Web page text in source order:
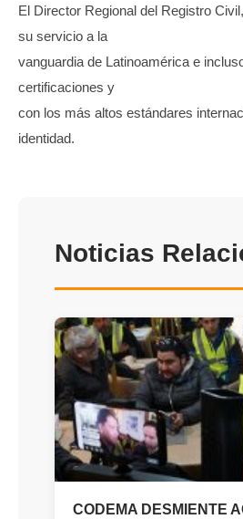
El Director Regional del Registro
su servicio a la
vanguardia de Latinoamérica e
certificaciones y
con los más altos estándares
identidad.
Noticias
CODEMA DESMIENTE